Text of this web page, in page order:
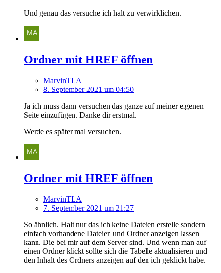
Und genau das versuche ich halt zu verwirklichen.
Ordner mit HREF öffnen
MarvinTLA
8. September 2021 um 04:50
Ja ich muss dann versuchen das ganze auf meiner eigenen
Seite einzufügen. Danke dir erstmal.
Werde es später mal versuchen.
Ordner mit HREF öffnen
MarvinTLA
7. September 2021 um 21:27
So ähnlich. Halt nur das ich keine Dateien erstelle sondern
einfach vorhandene Dateien und Ordner anzeigen lassen
kann. Die bei mir auf dem Server sind. Und wenn man auf
einen Ordner klickt sollte sich die Tabelle aktualisieren und
den Inhalt des Ordners anzeigen auf den ich geklickt habe.